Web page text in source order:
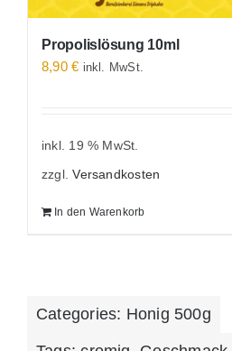
Propolislösung 10ml
8,90€ inkl. MwSt.
inkl. 19 % MwSt.
zzgl.Versandkosten
In den Warenkorb
Categories: Honig 500g